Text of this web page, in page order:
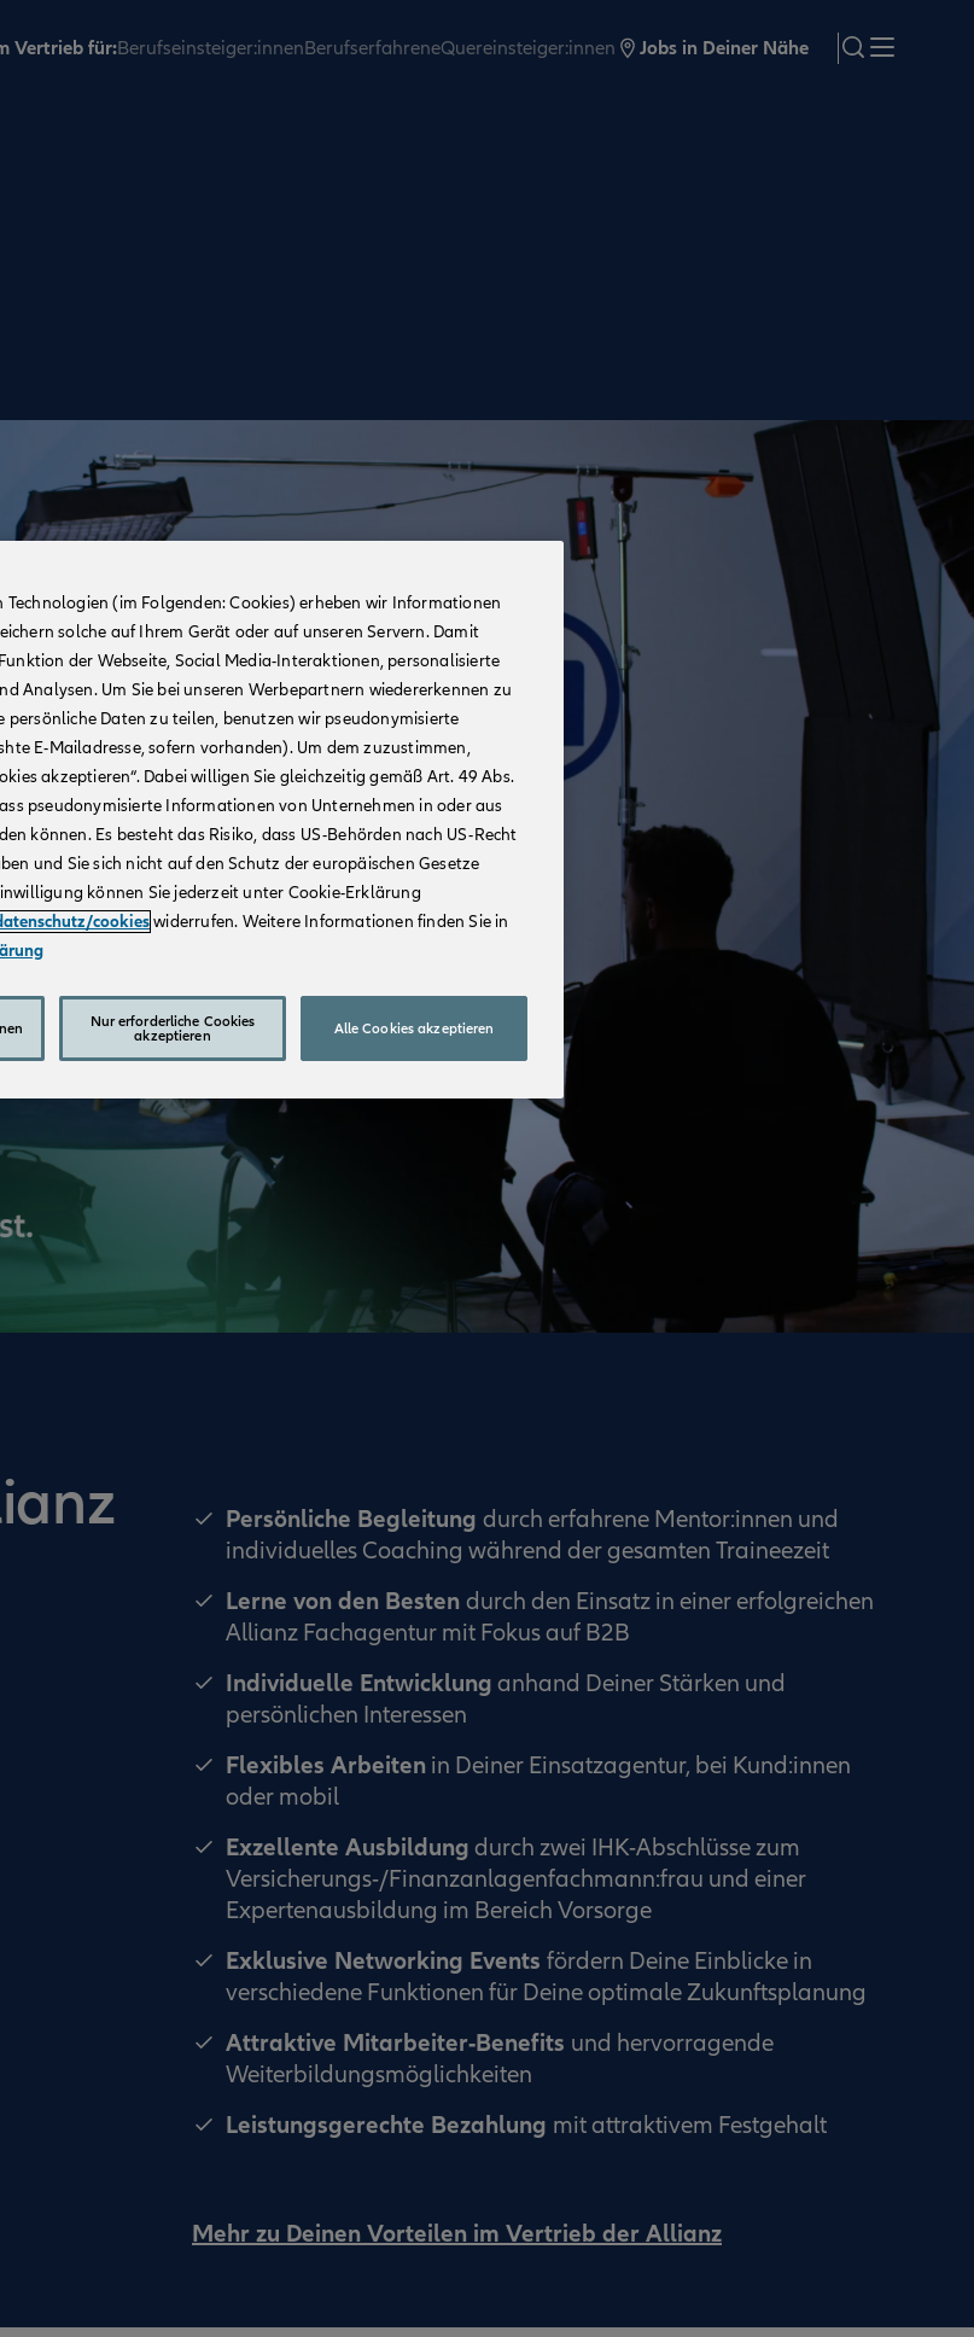
Vertrieb für:Berufseinsteiger:innenBerufserfahreneQuereinsteiger:innen Jobs in Deiner Nähe search
Persönliche Begleitung durch erfahrene Mentor:innen und
individuelles Coaching während der gesamten Traineezeit
Lerne von den Besten durch den Einsatz in einer erfolgreichen
Allianz Fachagentur mit Fokus auf B2B
Individuelle Entwicklung anhand Deiner Stärken und
persönlichen Interessen
Flexibles Arbeiten in Deiner Einsatzagentur, bei Kund:innen
oder mobil
Exzellente Ausbildung durch zwei IHK-Abschlüsse zum
Versicherungs-/Finanzanlagenfachmann:frau und einer
Expertenausbildung im Bereich Vorsorge
Exklusive Networking Events fördern Deine Einblicke in
verschiedene Funktionen für Deine optimale Zukunftsplanung
Attraktive Mitarbeiter-Benefits und hervorragende
Weiterbildungsmöglichkeiten
Leistungsgerechte Bezahlung mit attraktivem Festgehalt
Mehr zu Deinen Vorteilen im Vertrieb der Allianz
Technologien (im Folgenden: Cookies) erheben wir Informationen
solche auf Ihrem Gerät oder auf unseren Servern. Damit
der Webseite, Social Media-Interaktionen, personalisierte
Analysen. Um Sie bei unseren Werbepartnern wiedererkennen zu
persönliche Daten zu teilen, benutzen wir pseudonymisierte
E-Mailadresse, sofern vorhanden). Um dem zuzustimmen,
akzeptieren“. Dabei willigen Sie gleichzeitig gemäß Art. 49 Abs.
pseudonymisierte Informationen von Unternehmen in oder aus
können. Es besteht das Risiko, dass US-Behörden nach US-Recht
und Sie sich nicht auf den Schutz der europäischen Gesetze
können Sie jederzeit unter Cookie-Erklärung
cookieswiderrufen. Weitere Informationen finden Sie in
Nur erforderliche Cookies
akzeptieren
Alle Cookies akzeptieren